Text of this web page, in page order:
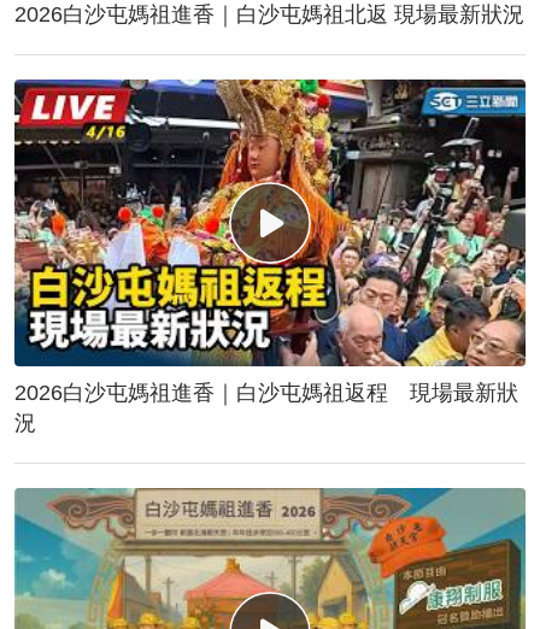
2026白沙屯媽祖進香｜白沙屯媽祖北返 現場最新狀況
2026白沙屯媽祖進香｜白沙屯媽祖返程 現場最新狀
況